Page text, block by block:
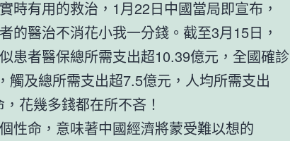
時有用的救治，1月22日中國當局即宣布，
的醫治不消花小我一分錢。截至3月15日，
患者醫保總所需支出超10.39億元，全國確診
觸及總所需支出超7.5億元，人均所需支出
花幾多錢都在所不吝！
性命，意味著中國經濟將蒙受難以想的